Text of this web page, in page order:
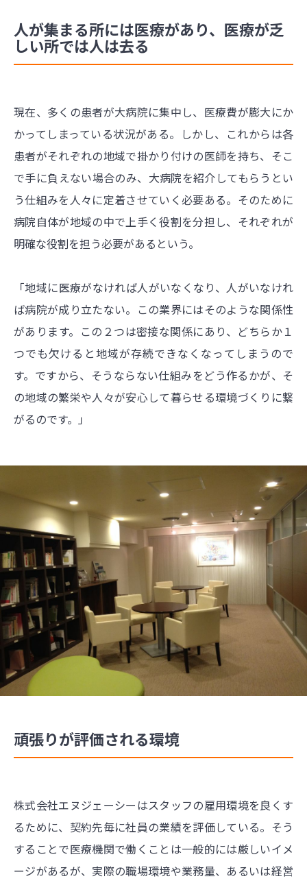
人が集まる所には医療があり、医療が乏
しい所では人は去る
現在、多くの患者が大病院に集中し、医療費が膨大にか
かってしまっている状況がある。しかし、これからは各
患者がそれぞれの地域で掛かり付けの医師を持ち、そこ
で手に負えない場合のみ、大病院を紹介してもらうとい
う仕組みを人々に定着させていく必要ある。そのために
病院自体が地域の中で上手く役割を分担し、それぞれが
明確な役割を担う必要があるという。
「地域に医療がなければ人がいなくなり、人がいなけれ
ば病院が成り立たない。この業界にはそのような関係性
があります。この２つは密接な関係にあり、どちらか１
つでも欠けると地域が存続できなくなってしまうので
す。ですから、そうならない仕組みをどう作るかが、そ
の地域の繁栄や人々が安心して暮らせる環境づくりに繋
がるのです。」
頑張りが評価される環境
株式会社エヌジェーシーはスタッフの雇用環境を良くす
るために、契約先毎に社員の業績を評価している。そう
することで医療機関で働くことは一般的には厳しいイメ
ージがあるが、実際の職場環境や業務量、あるいは経営